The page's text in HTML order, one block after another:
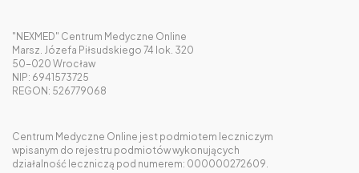
"NEXMED" Centrum Medyczne Online
Marsz. Józefa Piłsudskiego 74 lok. 320
50-020 Wrocław
NIP: 6941573725
REGON: 526779068
Centrum Medyczne Online jest podmiotem leczniczym
wpisanym do rejestru podmiotów wykonujących
działalność leczniczą pod numerem: 000000272609.